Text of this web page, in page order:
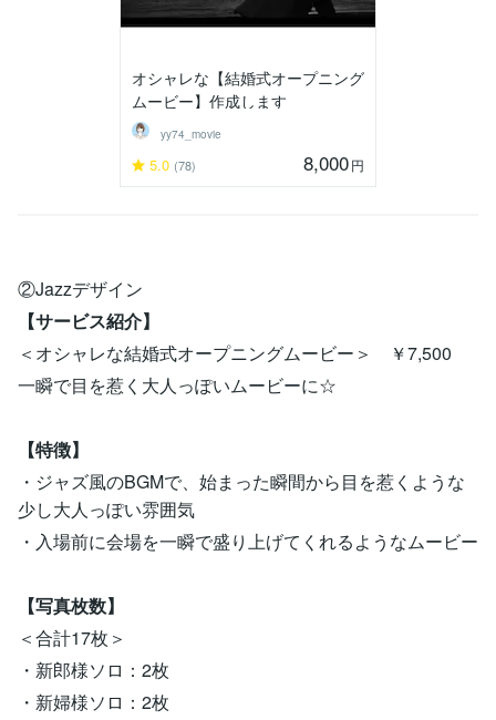
オシャレな【結婚式オープニング
ムービー】作成します
yy74_movie
5.0 (78) 8,000円
②Jazzデザイン
【サービス紹介】
＜オシャレな結婚式オープニングムービー＞ ￥7,500
一瞬で目を惹く大人っぽいムービーに☆
【特徴】
・ジャズ風のBGMで、始まった瞬間から目を惹くような
少し大人っぽい雰囲気
・入場前に会場を一瞬で盛り上げてくれるようなムービー
【写真枚数】
＜合計17枚＞
・新郎様ソロ：2枚
・新婦様ソロ：2枚